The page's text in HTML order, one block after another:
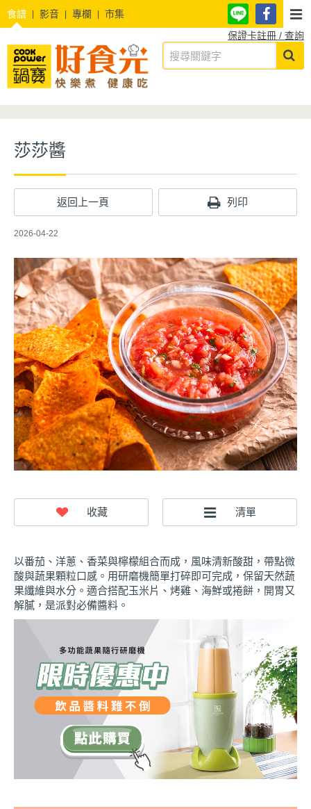
食譜 影音 專欄
市集
保證卡註冊 / 查詢
莎莎醬
返回上一頁 列印
2026-04-22
以番茄、洋蔥、香菜與檸檬組合而成，風味清新酸甜，帶點微
酸與蔬果顆粒口感。用研磨機簡單打碎即可完成，保留天然蔬
果纖維與水分。適合搭配玉米片、烤雞、海鮮或捲餅，開胃又
解膩，是派對必備醬料。